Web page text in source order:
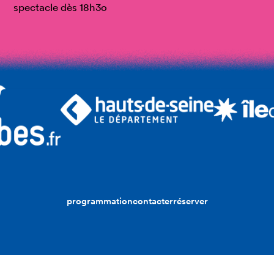
spectacle dès 18h3o
programmationcontacterréserver